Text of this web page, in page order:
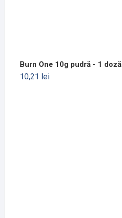
Burn One 10g pudră - 1 doză
10,21 lei